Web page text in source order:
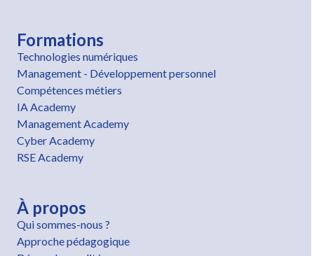
Formations
Technologies numériques
Management - Développement personnel
Compétences métiers
IA Academy
Management Academy
Cyber Academy
RSE Academy
À propos
Qui sommes-nous ?
Approche pédagogique